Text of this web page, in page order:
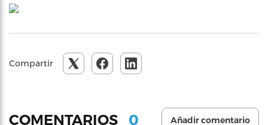
Compartir
COMENTARIOS 0 Añadir comentario